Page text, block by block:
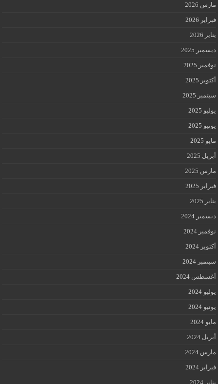
مارس 2026
فبراير 2026
يناير 2026
ديسمبر 2025
نوفمبر 2025
أكتوبر 2025
سبتمبر 2025
يوليو 2025
يونيو 2025
مايو 2025
أبريل 2025
مارس 2025
فبراير 2025
يناير 2025
ديسمبر 2024
نوفمبر 2024
أكتوبر 2024
سبتمبر 2024
أغسطس 2024
يوليو 2024
يونيو 2024
مايو 2024
أبريل 2024
مارس 2024
فبراير 2024
يناير 2024